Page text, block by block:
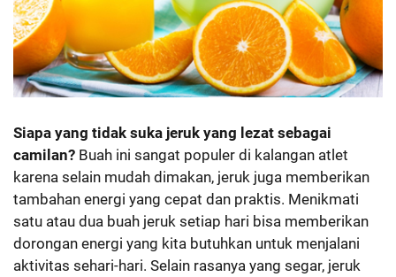
Siapa yang tidak suka jeruk yang lezat sebagai
camilan? Buah ini sangat populer di kalangan atlet
karena selain mudah dimakan, jeruk juga memberikan
tambahan energi yang cepat dan praktis. Menikmati
satu atau dua buah jeruk setiap hari bisa memberikan
dorongan energi yang kita butuhkan untuk menjalani
aktivitas sehari-hari. Selain rasanya yang segar, jeruk